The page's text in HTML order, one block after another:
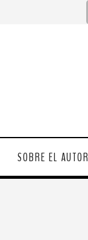
SOBRE EL AUTOR